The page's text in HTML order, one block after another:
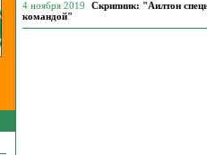
4 ноября 2019
Скрипник: "Аилтон
командой"